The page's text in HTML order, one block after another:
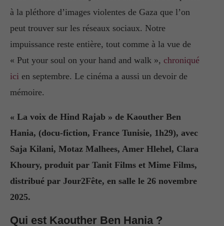
à la pléthore d’images violentes de Gaza que l’on
peut trouver sur les réseaux sociaux. Notre
impuissance reste entière, tout comme à la vue de
« Put your soul on your hand and walk », chroniqué
ici en septembre. Le cinéma a aussi un devoir de
mémoire.
« La voix de Hind Rajab » de Kaouther Ben
Hania, (docu-fiction, France Tunisie, 1h29), avec
Saja Kilani, Motaz Malhees, Amer Hlehel, Clara
Khoury, produit par Tanit Films et Mime Films,
distribué par Jour2Fête, en salle le 26 novembre
2025.
Qui est Kaouther Ben Hania ?